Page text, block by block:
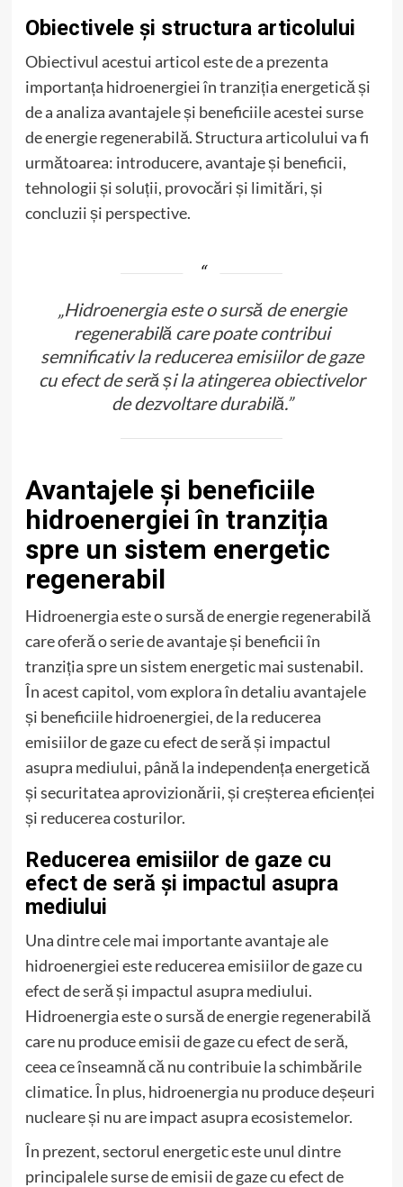
Obiectivele și structura articolului
Obiectivul acestui articol este de a prezenta
importanța hidroenergiei în tranziția energetică și
de a analiza avantajele și beneficiile acestei surse
de energie regenerabilă. Structura articolului va fi
următoarea: introducere, avantaje și beneficii,
tehnologii și soluții, provocări și limitări, și
concluzii și perspective.
„Hidroenergia este o sursă de energie
regenerabilă care poate contribui
semnificativ la reducerea emisiilor de gaze
cu efect de seră și la atingerea obiectivelor
de dezvoltare durabilă.”
Avantajele și beneficiile
hidroenergiei în tranziția
spre un sistem energetic
regenerabil
Hidroenergia este o sursă de energie regenerabilă
care oferă o serie de avantaje și beneficii în
tranziția spre un sistem energetic mai sustenabil.
În acest capitol, vom explora în detaliu avantajele
și beneficiile hidroenergiei, de la reducerea
emisiilor de gaze cu efect de seră și impactul
asupra mediului, până la independența energetică
și securitatea aprovizionării, și creșterea eficienței
și reducerea costurilor.
Reducerea emisiilor de gaze cu
efect de seră și impactul asupra
mediului
Una dintre cele mai importante avantaje ale
hidroenergiei este reducerea emisiilor de gaze cu
efect de seră și impactul asupra mediului.
Hidroenergia este o sursă de energie regenerabilă
care nu produce emisii de gaze cu efect de seră,
ceea ce înseamnă că nu contribuie la schimbările
climatice. În plus, hidroenergia nu produce deșeuri
nucleare și nu are impact asupra ecosistemelor.
În prezent, sectorul energetic este unul dintre
principalele surse de emisii de gaze cu efect de